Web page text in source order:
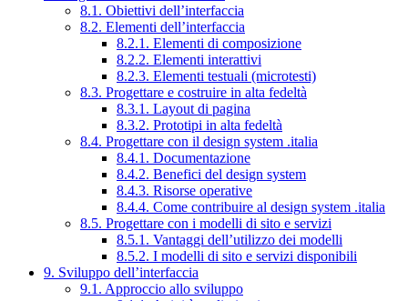
8.1. Obiettivi dell’interfaccia
8.2. Elementi dell’interfaccia
8.2.1. Elementi di composizione
8.2.2. Elementi interattivi
8.2.3. Elementi testuali (microtesti)
8.3. Progettare e costruire in alta fedeltà
8.3.1. Layout di pagina
8.3.2. Prototipi in alta fedeltà
8.4. Progettare con il design system .italia
8.4.1. Documentazione
8.4.2. Benefici del design system
8.4.3. Risorse operative
8.4.4. Come contribuire al design system .italia
8.5. Progettare con i modelli di sito e servizi
8.5.1. Vantaggi dell’utilizzo dei modelli
8.5.2. I modelli di sito e servizi disponibili
9. Sviluppo dell’interfaccia
9.1. Approccio allo sviluppo